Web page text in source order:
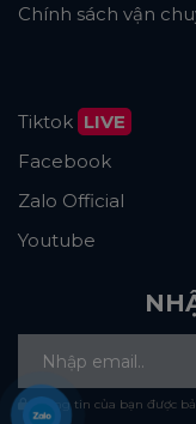
Chính sách vận
Tiktok LIVE
Facebook
Zalo Official
Youtube
Thông tin của bạn được